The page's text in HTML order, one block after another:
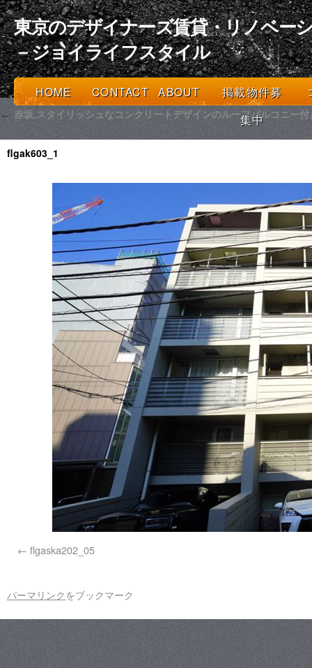
東京のデザイナーズ賃貸・リノベー
－ジョイライフスタイル
HOME CONTACT ABOUT
掲載物件募
集中
← 赤坂,スタイリッシュなコンクリートデザインのルーフバルコニー
flgak603_1
flgaska202_05
パーマリンクをブックマーク